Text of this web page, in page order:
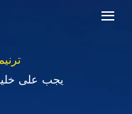
يجب على